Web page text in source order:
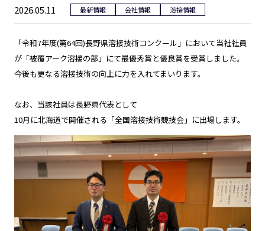
2026.05.11 最新情報 会社情報 溶接情報
「令和7年度(第64回)長野県溶接技術コンクール」において当社社員
が「被覆アーク溶接の部」にて最優秀賞と優良賞を受賞 しました。
今後も更なる溶接技術の向上に力を入れてまいります。
なお、当該社員は長野県代表として
10月に北海道で開催される「全国溶接技術競技会」に出場します。